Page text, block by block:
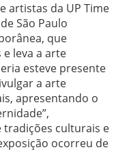
artistas da UP Time
São Paulo
que
leva a arte
esteve presente
a arte
apresentando o
culturais e
ocorreu de